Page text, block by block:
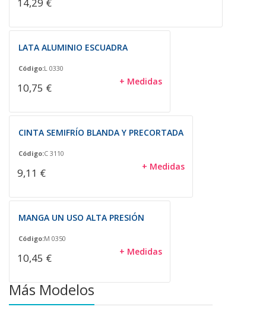
LATA ALUMINIO ESCUADRA
Código:L 0330
10,75 € + Medidas
CINTA SEMIFRÍO BLANDA Y PRECORTADA
Código:C 3110
9,11 € + Medidas
MANGA UN USO ALTA PRESIÓN
Código:M 0350
10,45 € + Medidas
Más Modelos